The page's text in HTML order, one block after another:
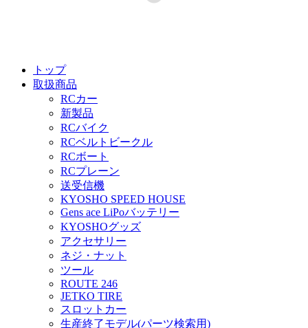
トップ
取扱商品
RCカー
新製品
RCバイク
RCベルトビークル
RCボート
RCプレーン
送受信機
KYOSHO SPEED HOUSE
Gens ace LiPoバッテリー
KYOSHOグッズ
アクセサリー
ネジ・ナット
ツール
ROUTE 246
JETKO TIRE
スロットカー
生産終了モデル(パーツ検索用)